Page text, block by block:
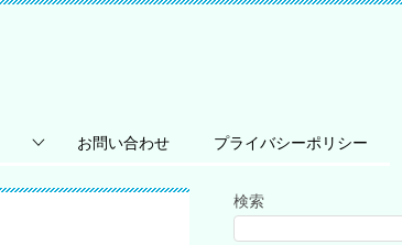
お問い合わせ プライバシーポリシー
検索